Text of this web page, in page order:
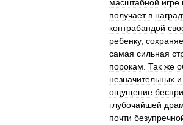
масштабной игре
получает в
контрабандой
ребенку,
самая сильная
порокам Так же
незначительных и
ощущение
глубочайшей
почти